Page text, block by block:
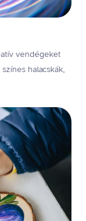
vendégeket
halacskák,